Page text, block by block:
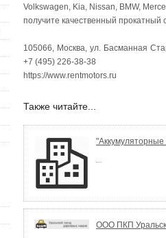
Volkswagen, Kia, Nissan, BMW,
получите качественный
105066, Москва, ул. Басманная
+7 (495) 226-38-38
https://www.rentmotors.ru
Также читайте...
...
ООО ПКП